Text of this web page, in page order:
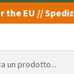
the EU //